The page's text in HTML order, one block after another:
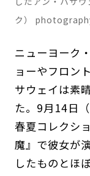
ク）
ニューヨーク
ョーやフロン
サウェイは素
た。9月14日（
春夏コレクシ
魔』で彼女が
したものとほ